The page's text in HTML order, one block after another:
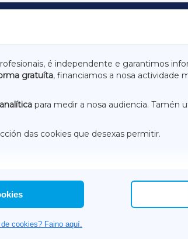
é independente e garantimos
gratuíta, financiamos a nosa actividade
para medir a nosa audiencia. Tamén
das cookies que desexas permitir.
cookies? Faino aquí.
LUGOXA
RIBEIRASACRAXA
HEMEROTECA